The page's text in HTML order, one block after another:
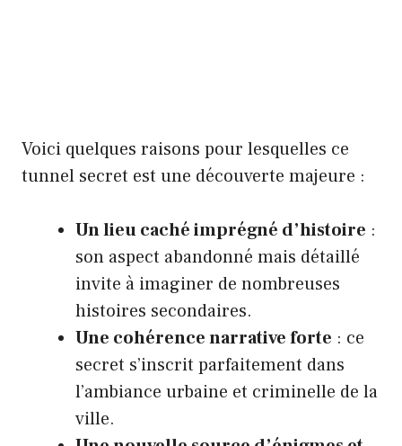
Voici quelques raisons pour lesquelles ce
tunnel secret est une découverte majeure :
Un lieu caché imprégné d’histoire :
son aspect abandonné mais détaillé
invite à imaginer de nombreuses
histoires secondaires.
Une cohérence narrative forte : ce
secret s’inscrit parfaitement dans
l’ambiance urbaine et criminelle de la
ville.